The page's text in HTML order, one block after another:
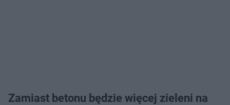
Zamiast betonu będzie więcej zieleni na